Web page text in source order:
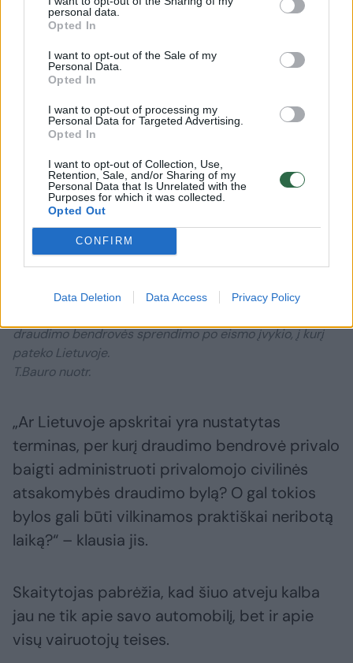
personal data.
Opted In
I want to opt-out of the Sale of my
Personal Data.
Opted In
I want to opt-out of processing my
Personal Data for Targeted Advertising.
Opted In
I want to opt-out of Collection, Use,
Retention, Sale, and/or Sharing of my
Personal Data that Is Unrelated with the
Purposes for which it was collected.
Opted Out
CONFIRM
Data Deletion Data Access Privacy Policy
Vyro teigimu, ši istorija jam kelia ir platesnių
abejonių dėl draudimo bendrovių veiklos.
Daugiau nuotraukų (7)
draudimo bendrovės sprendimo po eismo įvykio, į kurį
pateko Lietuvoje.
T.Bauro nuotr.
„Ar Lietuvoje apskritai yra nustatytas
terminas, per kurį draudimo bendrovė privalo
baigti administruoti privalomojo civilinės
atsakomybės draudimo bylą? O gal tokios
bylos gali būti vilkinamos praktiškai neribotą
laiką?“ – klausia jis.
Skaitytojas pabrėžia, kad šiuo atveju kalba
jau ne tik apie savo automobilį, bet ir apie
visų vairuotojų teises.